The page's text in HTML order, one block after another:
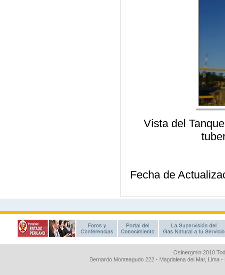
Osinergmin 2010
Bernardo Monteagudo 222 - Magdalena del Mar, Lima